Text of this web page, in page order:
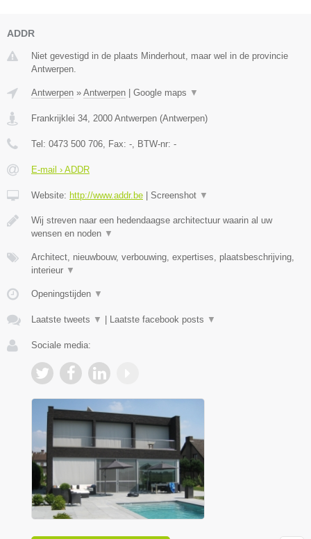
ADDR
Niet gevestigd in de plaats Minderhout, maar wel in de provincie
Antwerpen.
Antwerpen » Antwerpen Google maps ▼
Frankrijklei 34, 2000 Antwerpen (Antwerpen)
Tel: 0473 500 706, Fax: -, BTW-nr: -
E-mail › ADDR
Website: http://www.addr.be Screenshot ▼
Wij streven naar een hedendaagse architectuur waarin al uw
wensen en noden ▼
Architect, nieuwbouw, verbouwing, expertises, plaatsbeschrijving,
interieur ▼
Openingstijden ▼
Laatste tweets ▼ Laatste facebook posts ▼
Sociale media: